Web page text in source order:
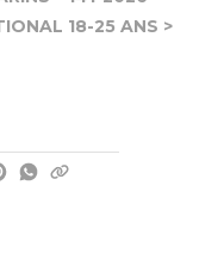
18-25 ANS >